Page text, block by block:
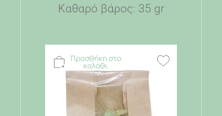
Καθαρό βάρος: 35 gr
Προσθήκη στο
καλάθι